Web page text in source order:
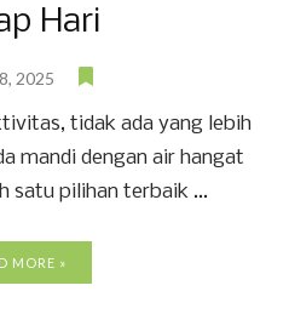
Hari
2025
tidak ada yang lebih
mandi dengan air hangat
satu pilihan terbaik ...
MORE »